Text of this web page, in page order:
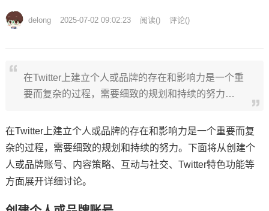
delong 2025-07-02 09:02:23 阅读() 评论()
在Twitter上建立个人或品牌的存在和影响力是一个重
要而复杂的过程，需要细致的规划和持续的努力…
在Twitter上建立个人或品牌的存在和影响力是一个重要而复
杂的过程，需要细致的规划和持续的努力。下面将从创建个
人或品牌账号、内容策略、互动与社交、Twitter特色功能等
方面展开详细讨论。